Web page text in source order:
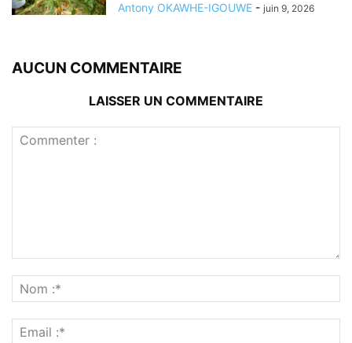
Antony OKAWHE-IGOUWE - juin 9, 2026
AUCUN COMMENTAIRE
LAISSER UN COMMENTAIRE